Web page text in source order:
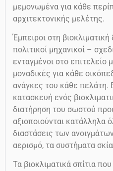
μεμονωμένα για κάθε
αρχιτεκτονικής μελέτης.
Έμπειροι στη
πολιτικοί μηχανικοί –
ενταγμένοι στο επιτελείο
μοναδικές για κάθε
ανάγκες του κάθε πελάτη.
κατασκευή ενός
διατήρηση του σωστού
αξιοποιούνται κατάλληλα
διαστάσεις των
αερισμό, τα συστήματα
Τα βιοκλιματικά σπίτια